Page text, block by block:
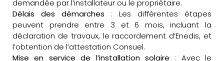
demandée par l’installateur ou le propriétaire.
Délais des démarches : Les différentes étapes
peuvent prendre entre 3 et 6 mois, incluant la
déclaration de travaux, le raccordement d’Enedis, et
l’obtention de l’attestation Consuel.
Mise en service de l’installation solaire : Avec le